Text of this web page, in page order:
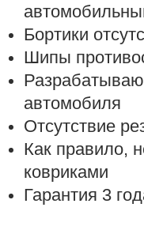
Бортики
Шипы
автомобиля
Отсутствие
Как правило,
ковриками
Гарантия 3